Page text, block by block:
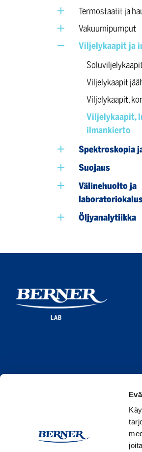
Termostaatit ja
Vakuumipumput
Viljelykaapit ja
Soluviljelykaapit
Viljelykaapit
Viljelykaapit,
Viljelykaapit,
ilmankierto
Spektroskopia
Suojaus
Välinehuolto ja
Öljyanalytiikka